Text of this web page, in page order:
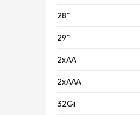
28"
29"
2xAA
2xAAA
32Gi